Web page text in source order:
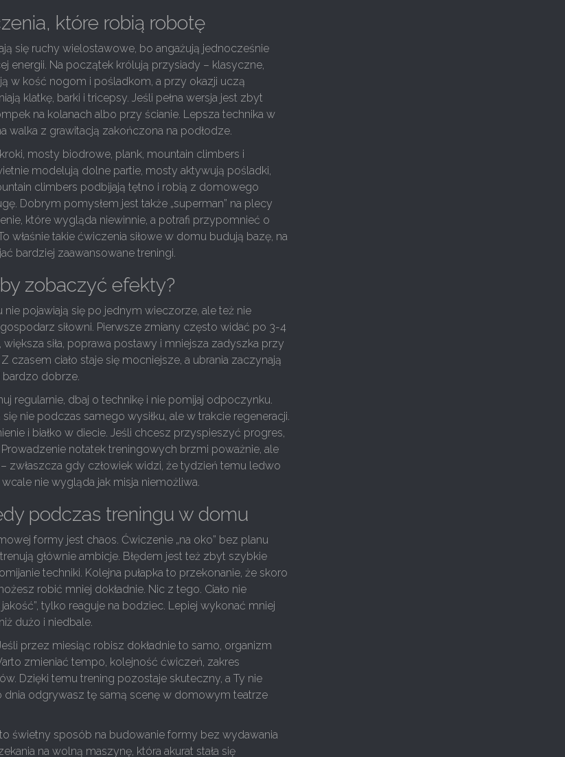
które robią robotę
się ruchy wielostawowe, bo angażują jednocześnie
energii. Na początek królują przysiady – klasyczne,
w kość nogom i pośladkom, a przy okazji uczą
klatkę, barki i tricepsy. Jeśli pełna wersja jest zbyt
na kolanach albo przy ścianie. Lepsza technika w
walka z grawitacją zakończona na podłodze.
mosty biodrowe, plank, mountain climbers i
modelują dolne partie, mosty aktywują pośladki,
climbers podbijają tętno i robią z domowego
Dobrym pomysłem jest także „superman” na plecy
które wygląda niewinnie, a potrafi przypomnieć o
właśnie takie ćwiczenia siłowe w domu budują bazę, na
bardziej zaawansowane treningi.
zobaczyć efekty?
pojawiają się po jednym wieczorze, ale też nie
siłowni. Pierwsze zmiany często widać po 3-4
siła, poprawa postawy i mniejsza zadyszka przy
czasem ciało staje się mocniejsze, a ubrania zaczynają
bardzo dobrze.
regularnie, dbaj o technikę i nie pomijaj odpoczynku.
nie podczas samego wysiłku, ale w trakcie regeneracji.
i białko w diecie. Jeśli chcesz przyspieszyć progres,
notatek treningowych brzmi poważnie, ale
zwłaszcza gdy człowiek widzi, że tydzień temu ledwo
nie wygląda jak misja niemożliwa.
podczas treningu w domu
formy jest chaos. Ćwiczenie „na oko” bez planu
głównie ambicje. Błędem jest też zbyt szybkie
techniki. Kolejna pułapka to przekonanie, że skoro
robić mniej dokładnie. Nic z tego. Ciało nie
tylko reaguje na bodziec. Lepiej wykonać mniej
dużo i niedbale.
przez miesiąc robisz dokładnie to samo, organizm
zmieniać tempo, kolejność ćwiczeń, zakres
Dzięki temu trening pozostaje skuteczny, a Ty nie
dnia odgrywasz tę samą scenę w domowym teatrze
świetny sposób na budowanie formy bez wydawania
na wolną maszynę, która akurat stała się